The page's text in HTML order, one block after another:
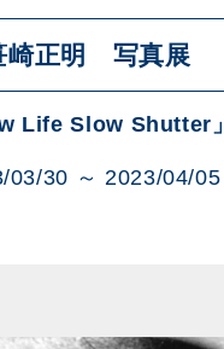
崎正明 写真展
Life Slow Shutter」
03/30 ～ 2023/04/05